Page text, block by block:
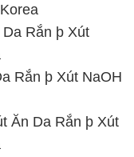
Rắn þ Xút
Rắn þ Xút NaOH
Ăn Da Rắn þ Xút